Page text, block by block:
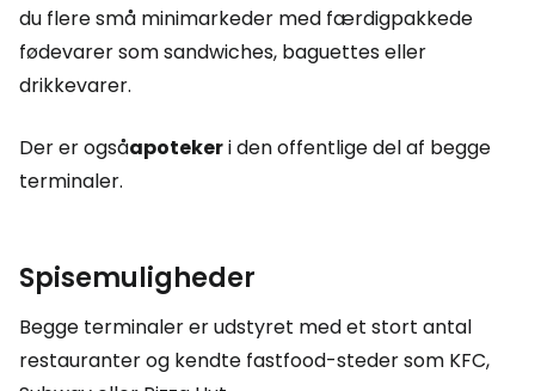
du flere små minimarkeder med færdigpakkede
fødevarer som sandwiches, baguettes eller
drikkevarer.
Der er ogsåapotekeri den offentlige del af begge
terminaler.
Spisemuligheder
Begge terminaler er udstyret med et stort antal
restauranter og kendte fastfood-steder som KFC,